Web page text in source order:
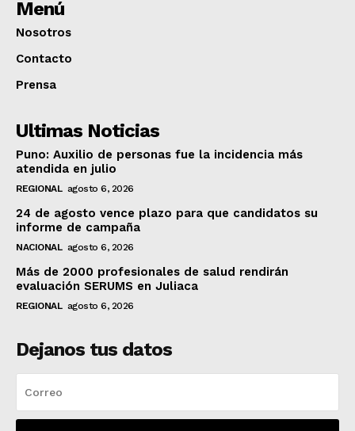
Menú
Nosotros
Contacto
Prensa
Ultimas Noticias
Puno: Auxilio de personas fue la incidencia más
atendida en julio
REGIONAL agosto 6, 2026
24 de agosto vence plazo para que candidatos su
informe de campaña
NACIONAL agosto 6, 2026
Más de 2000 profesionales de salud rendirán
evaluación SERUMS en Juliaca
REGIONAL agosto 6, 2026
Dejanos tus datos